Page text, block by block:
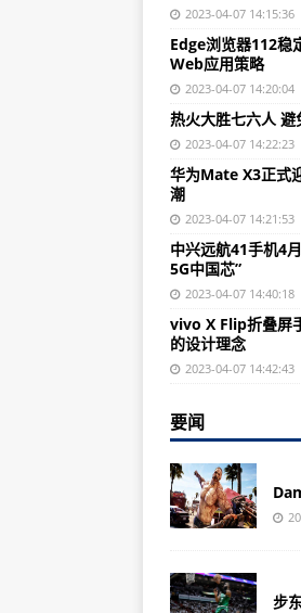
湖
（
浙
（
（
（
2023-04-07 14:15:36
Edge浏览器112稳
Web应用策略
2023-04-07 14:20:04
热火大胜七六人
2023-04-07 14:22:23
华为Mate X3正式
潮
2023-04-07 14:21:53
中兴远航41手机4
5G中国芯”
2023-04-07 14:40:18
vivo X Flip折叠屏
的设计理念
2023-04-07 14:42:43
要闻
步